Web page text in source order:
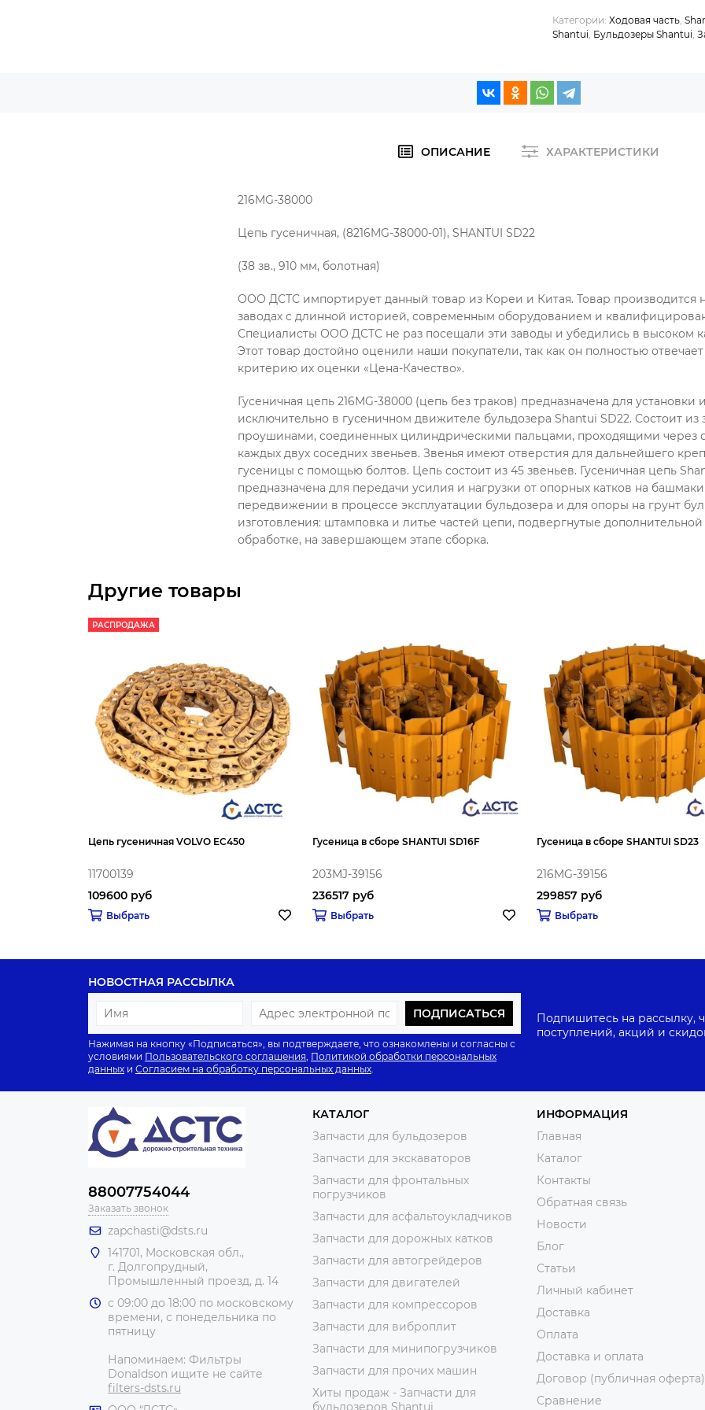
Категории: Ходовая часть
Shantui Бульдозеры Shantui
ОПИСАНИЕ ХАРАКТЕРИСТИКИ
216MG-38000
Цепь гусеничная, (8216MG-38000-01), SHANTUI SD22
(38 зв., 910 мм, болотная)
ООО ДСТС импортирует данный товар из Кореи и Китая. Товар производится
заводах с длинной историей, современным оборудованием и
Специалисты ООО ДСТС не раз посещали эти заводы и убедились в высоком
Этот товар достойно оценили наши покупатели, так как он полностью
критерию их оценки «Цена-Качество».
Гусеничная цепь 216MG-38000 (цепь без траков) предназначена для установки
исключительно в гусеничном движителе бульдозера Shantui SD22. Cостоит из
проушинами, соединенных цилиндрическими пальцами, проходящими через
каждых двух соседних звеньев. Звенья имеют отверстия для дальнейшего
гусеницы с помощью болтов. Цепь состоит из 45 звеньев. Гусеничная цепь
предназначена для передачи усилия и нагрузки от опорных катков на
передвижении в процессе эксплуатации бульдозера и для опоры на грунт
изготовления: штамповка и литье частей цепи, подвергнутые
обработке, на завершающем этапе сборка.
Другие товары
РАСПРОДАЖА
Цепь гусеничная VOLVO EC450
11700139
109600 руб
Выбрать
Гусеница в сборе SHANTUI SD16F
203MJ-39156
236517 руб
Выбрать
Гусеница в сборе SHANTUI SD23
216MG-39156
299857 руб
Выбрать
НОВОСТНАЯ РАССЫЛКА
ПОДПИСАТЬСЯ
Нажимая на кнопку «Подписаться», вы подтверждаете, что ознакомлены и согласны с
условиями Пользовательского соглашения Политикой обработки персональных
данных и Согласием на обработку персональных данных
Подпишитесь на рассылку,
поступлений, акций и
88007754044
Заказать звонок
zapchasti@dsts.ru
141701, Московская обл.,
г. Долгопрудный,
Промышленный проезд, д. 14
с 09:00 до 18:00 по московскому
времени, с понедельника по
пятницу
Напоминаем: Фильтры
Donaldson ищите не сайте
filters-dsts.ru
КАТАЛОГ
Запчасти для бульдозеров
Запчасти для экскаваторов
Запчасти для фронтальных
погрузчиков
Запчасти для асфальтоукладчиков
Запчасти для дорожных катков
Запчасти для автогрейдеров
Запчасти для двигателей
Запчасти для компрессоров
Запчасти для виброплит
Запчасти для минипогрузчиков
Запчасти для прочих машин
Хиты продаж - Запчасти для
бульдозеров Shantui
ИНФОРМАЦИЯ
Главная
Каталог
Контакты
Обратная связь
Новости
Блог
Статьи
Личный кабинет
Доставка
Оплата
Доставка и оплата
Договор (публичная оферта)
Сравнение